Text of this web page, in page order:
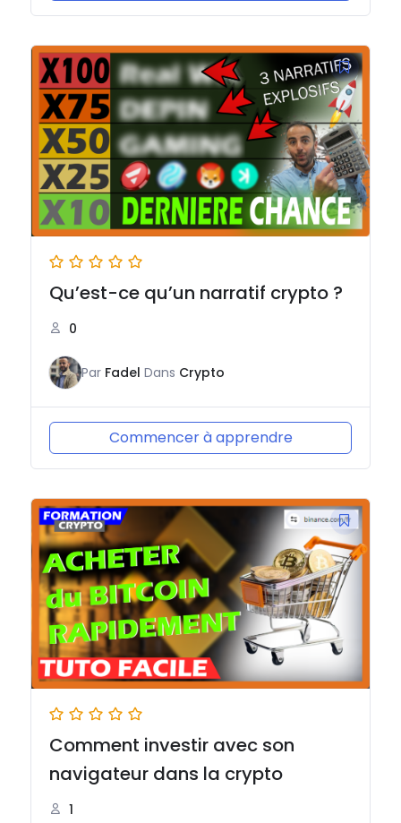
Qu’est-ce qu’un narratif crypto ?
0
Par Fadel Dans Crypto
Commencer à apprendre
Comment investir avec son
navigateur dans la crypto
1